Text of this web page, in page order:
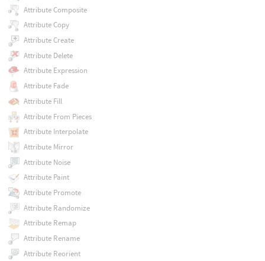
Attribute Composite
Attribute Copy
Attribute Create
Attribute Delete
Attribute Expression
Attribute Fade
Attribute Fill
Attribute From Pieces
Attribute Interpolate
Attribute Mirror
Attribute Noise
Attribute Paint
Attribute Promote
Attribute Randomize
Attribute Remap
Attribute Rename
Attribute Reorient